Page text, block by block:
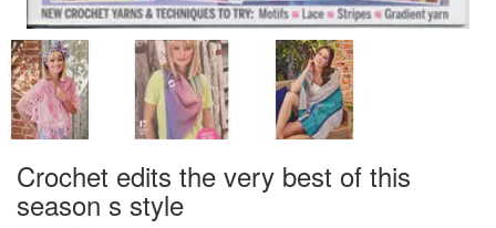
Crochet edits the very best of this
season s style